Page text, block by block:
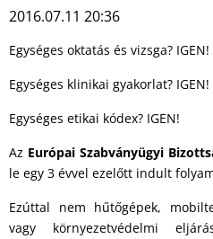
2016.07.11 20:36
Egységes oktatás és vizsga? IGEN!
Egységes klinikai gyakorlat? IGEN!
Egységes etikai kódex? IGEN!
Az Európai Szabványügyi
le egy 3 évvel ezelőtt indult
Ezúttal nem hűtőgépek,
vagy környezetvédelmi